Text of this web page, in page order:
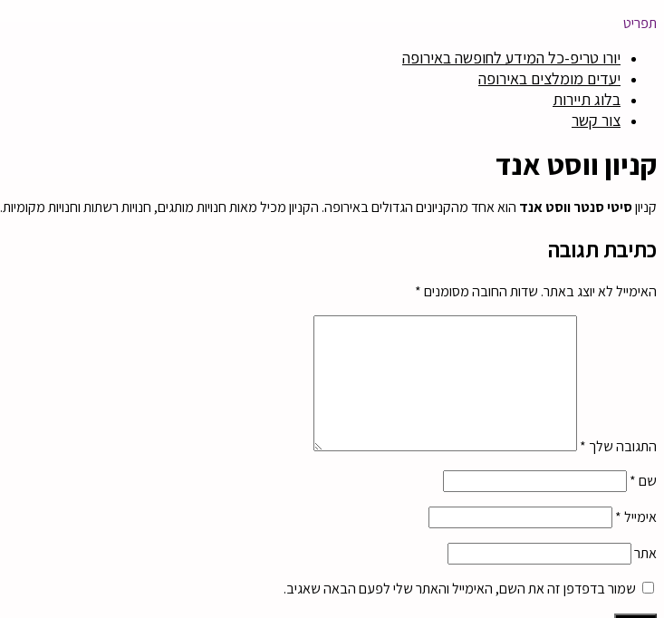
תפריט
יורו טריפ-כל המידע לחופשה באירופה
יעדים מומלצים באירופה
בלוג תיירות
צור קשר
קניון ווסט אנד
קניוןסיטי סנטר ווסט אנד הוא אחד מהקניונים הגדולים באירופה. הקניון מכיל מאות חנויות מותגים, חנויות רשתות וחנויות מקומיות.
כתיבת תגובה
האימייל לא יוצג באתר. שדות החובה מסומנים*
התגובה שלך *
שם*
אימייל*
אתר
שמור בדפדפן זה את השם, האימייל והאתר שלי לפעם הבאה שאגיב.